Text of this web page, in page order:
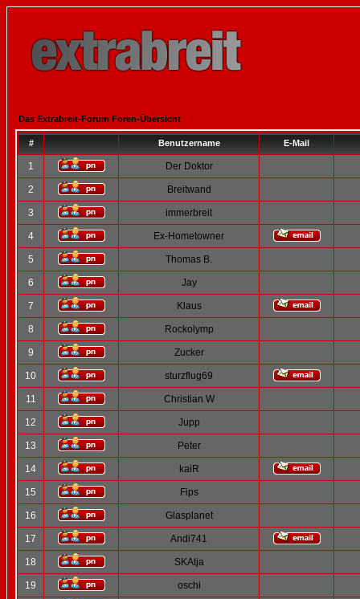
Das Extrabreit-Forum Foren-Übersicht
# Benutzername E-Mail
1 Der Doktor
2 Breitwand
3 immerbreit
4 Ex-Hometowner
5 Thomas B.
6 Jay
7 Klaus
8 Rockolymp
9 Zucker
10 sturzflug69
11 Christian W
12 Jupp
13 Peter
14 kaiR
15 Fips
16 Glasplanet
17 Andi741
18 SKAtja
19 oschi